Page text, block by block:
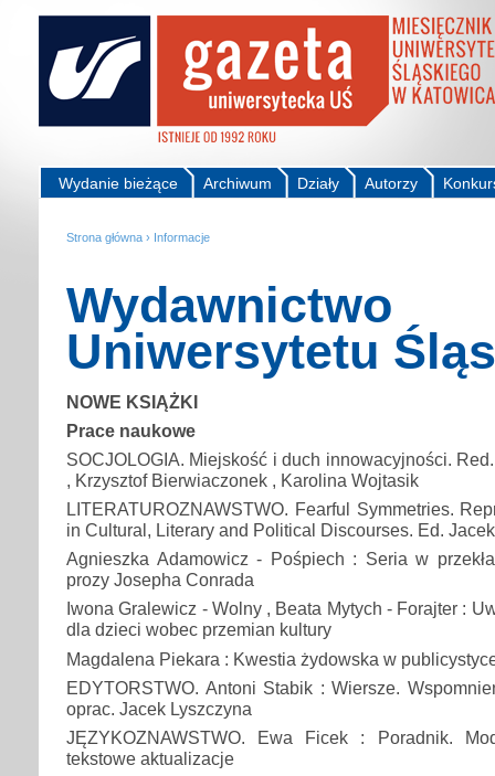
Autorzy
Działy
Archiwum
Wydanie bieżące
Strona główna › Informacje
Wydawnictwo
Uniwersytetu
NOWE KSIĄŻKI
Prace naukowe
SOCJOLOGIA. Miejskość i duch innowacyjności.
, Krzysztof Bierwiaczonek , Karolina Wojtasik
LITERATUROZNAWSTWO. Fearful Symmetries.
in Cultural, Literary and Political Discourses. Ed.
Agnieszka Adamowicz - Pośpiech : Seria w
prozy Josepha Conrada
Iwona Gralewicz - Wolny , Beata Mytych - Forajter :
dla dzieci wobec przemian kultury
Magdalena Piekara : Kwestia żydowska w
EDYTORSTWO. Antoni Stabik : Wiersze.
oprac. Jacek Lyszczyna
JĘZYKOZNAWSTWO. Ewa Ficek : Poradnik.
tekstowe aktualizacje